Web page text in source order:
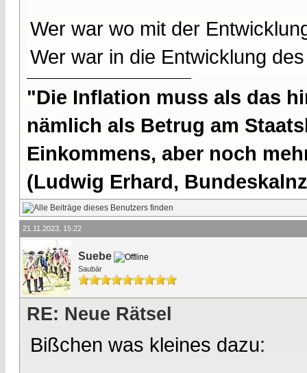
Wer war wo mit der
Wer war in die Entwicklung
"Die Inflation muss als das
nämlich als Betrug am
Einkommens, aber noch
(Ludwig Erhard,
21.11.2023, 15:22
Suebe
Saubär
RE: Neue Rätsel
Bißchen was kleines dazu: